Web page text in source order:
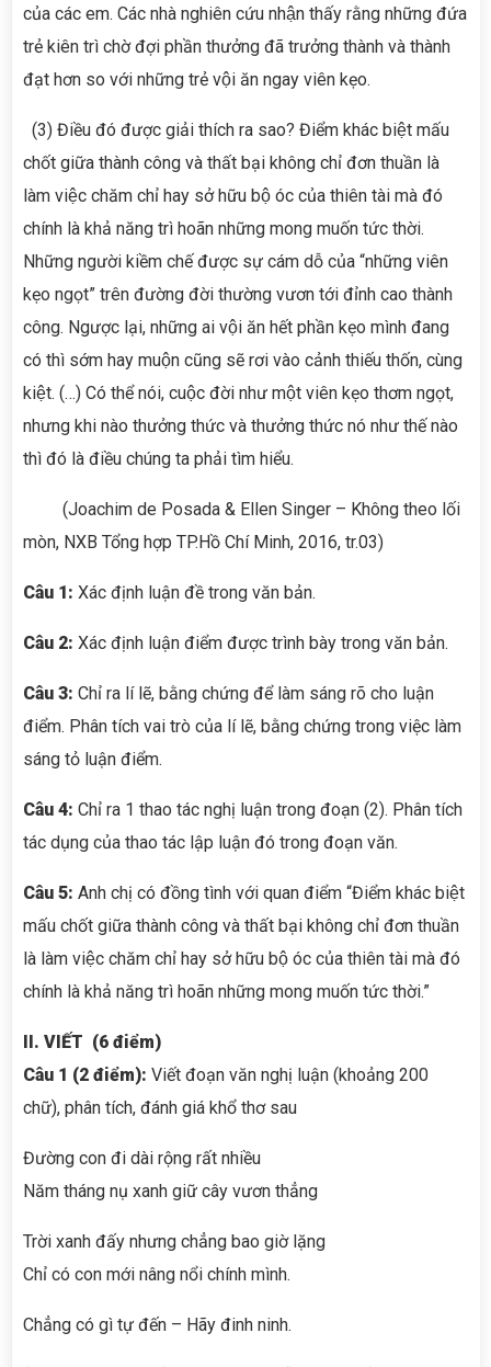
của các em. Các nhà nghiên cứu nhận thấy rằng những đứa
trẻ kiên trì chờ đợi phần thưởng đã trưởng thành và thành
đạt hơn so với những trẻ vội ăn ngay viên kẹo.
(3) Điều đó được giải thích ra sao? Điểm khác biệt mấu
chốt giữa thành công và thất bại không chỉ đơn thuần là
làm việc chăm chỉ hay sở hữu bộ óc của thiên tài mà đó
chính là khả năng trì hoãn những mong muốn tức thời.
Những người kiềm chế được sự cám dỗ của “những viên
kẹo ngọt” trên đường đời thường vươn tới đỉnh cao thành
công. Ngược lại, những ai vội ăn hết phần kẹo mình đang
có thì sớm hay muộn cũng sẽ rơi vào cảnh thiếu thốn, cùng
kiệt. (…) Có thể nói, cuộc đời như một viên kẹo thơm ngọt,
nhưng khi nào thưởng thức và thưởng thức nó như thế nào
thì đó là điều chúng ta phải tìm hiểu.
(Joachim de Posada & Ellen Singer – Không theo lối
mòn, NXB Tổng hợp TP.Hồ Chí Minh, 2016, tr.03)
Câu 1: Xác định luận đề trong văn bản.
Câu 2: Xác định luận điểm được trình bày trong văn bản.
Câu 3: Chỉ ra lí lẽ, bằng chứng để làm sáng rõ cho luận
điểm. Phân tích vai trò của lí lẽ, bằng chứng trong việc làm
sáng tỏ luận điểm.
Câu 4: Chỉ ra 1 thao tác nghị luận trong đoạn (2). Phân tích
tác dụng của thao tác lập luận đó trong đoạn văn.
Câu 5: Anh chị có đồng tình với quan điểm “Điểm khác biệt
mấu chốt giữa thành công và thất bại không chỉ đơn thuần
là làm việc chăm chỉ hay sở hữu bộ óc của thiên tài mà đó
chính là khả năng trì hoãn những mong muốn tức thời.”
II. VIẾT (6 điểm)
Câu 1 (2 điểm): Viết đoạn văn nghị luận (khoảng 200
chữ), phân tích, đánh giá khổ thơ sau
Đường con đi dài rộng rất nhiều
Năm tháng nụ xanh giữ cây vươn thẳng
Trời xanh đấy nhưng chẳng bao giờ lặng
Chỉ có con mới nâng nổi chính mình.
Chẳng có gì tự đến – Hãy đinh ninh.